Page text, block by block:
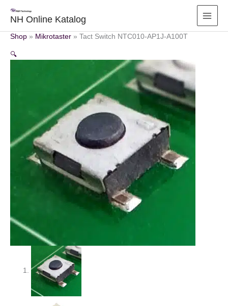
Inhalt
springen
NH Online Katalog
Shop » Mikrotaster » Tact Switch NTC010-AP1J-A100T
🔍